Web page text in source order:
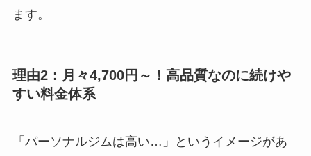
ます。
理由2：月々4,700円～！高品質なのに続けや
すい料金体系
「パーソナルジムは高い…」というイメージがあ